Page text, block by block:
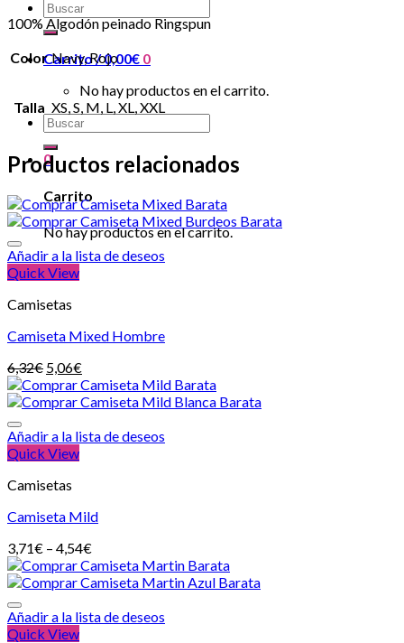
Carrito /0,00€ 0
No hay productos en el carrito.
0
Carrito
No hay productos en el carrito.
100% Algodón peinado Ringspun
Color Navy, Rojo
Talla XS, S, M, L, XL, XXL
Productos relacionados
Añadir a la lista de deseos
Quick View
Camisetas
Camiseta Mixed Hombre
6,32€ 5,06€
Añadir a la lista de deseos
Quick View
Camisetas
Camiseta Mild
3,71€ – 4,54€
Añadir a la lista de deseos
Quick View